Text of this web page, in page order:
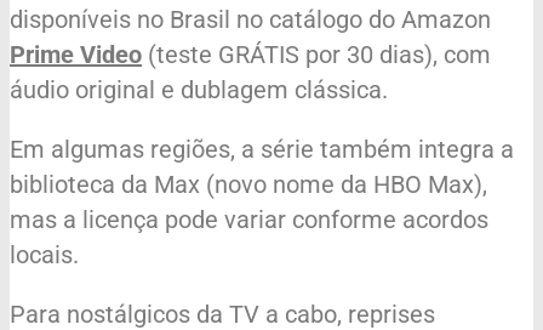
disponíveis no Brasil no catálogo do Amazon
Prime Video (teste GRÁTIS por 30 dias), com
áudio original e dublagem clássica.
Em algumas regiões, a série também integra a
biblioteca da Max (novo nome da HBO Max),
mas a licença pode variar conforme acordos
locais.
Para nostálgicos da TV a cabo, reprises